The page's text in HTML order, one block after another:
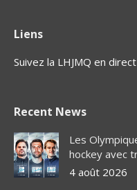
Liens
Suivez la LHJMQ en
Recent News
Les
hockey avec
4 août 2026